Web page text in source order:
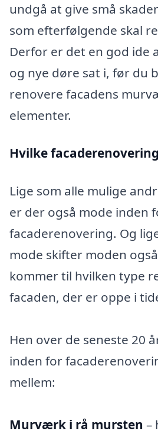
undgå at give små
som efterfølgende skal
Derfor er det en god ide
og nye døre sat i, før du
renovere facadens
elementer.
Hvilke
Lige som alle mulige
er der også mode inden
facaderenovering. Og
mode skifter moden
kommer til hvilken type
facaden, der er oppe i
Hen over de seneste 20
inden for
mellem:
Murværk i rå mursten –